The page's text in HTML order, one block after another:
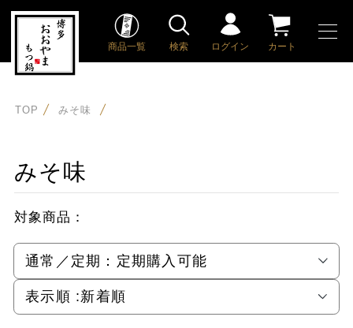
商品一覧 検索 ログイン カート
TOP みそ味
みそ味
対象商品：
通常／定期： 定期購入可能
表示順 :新着順